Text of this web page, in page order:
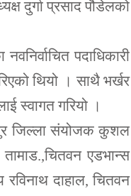
दुर्गा प्रसाद पौडेलको
पदाधिकारी
थियो । साथै भर्खर
स्वागत गरियो ।
जिल्ला संयोजक कुशल
एडभान्स
दाहाल, चितवन